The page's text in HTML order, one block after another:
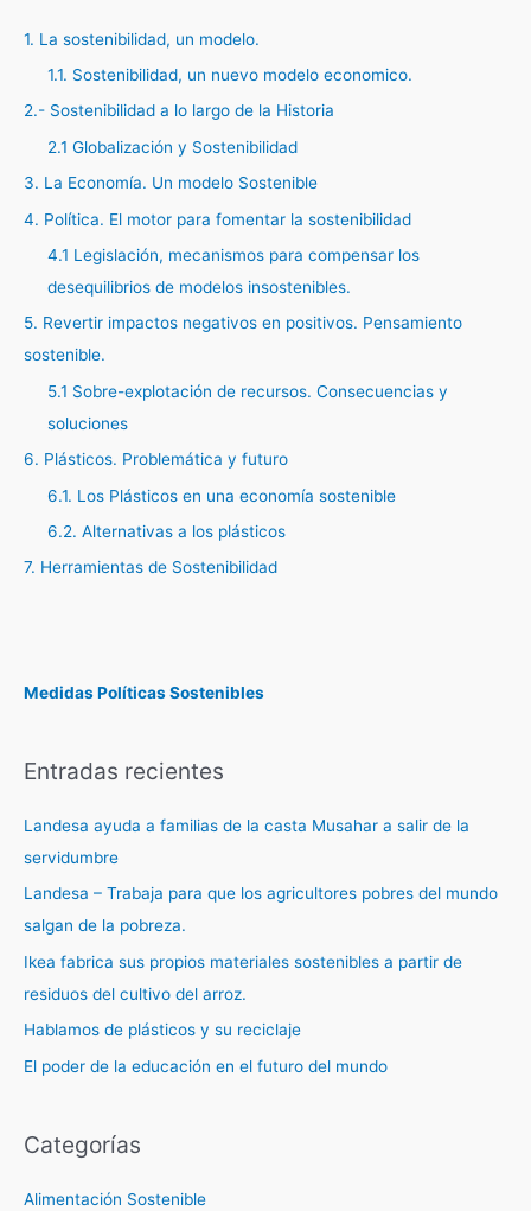
1. La sostenibilidad, un modelo.
1.1. Sostenibilidad, un nuevo modelo economico.
2.- Sostenibilidad a lo largo de la Historia
2.1 Globalización y Sostenibilidad
3. La Economía. Un modelo Sostenible
4. Política. El motor para fomentar la sostenibilidad
4.1 Legislación, mecanismos para compensar los
desequilibrios de modelos insostenibles.
5. Revertir impactos negativos en positivos. Pensamiento
sostenible.
5.1 Sobre-explotación de recursos. Consecuencias y
soluciones
6. Plásticos. Problemática y futuro
6.1. Los Plásticos en una economía sostenible
6.2. Alternativas a los plásticos
7. Herramientas de Sostenibilidad
Medidas Políticas Sostenibles
Entradas recientes
Landesa ayuda a familias de la casta Musahar a salir de la
servidumbre
Landesa – Trabaja para que los agricultores pobres del mundo
salgan de la pobreza.
Ikea fabrica sus propios materiales sostenibles a partir de
residuos del cultivo del arroz.
Hablamos de plásticos y su reciclaje
El poder de la educación en el futuro del mundo
Categorías
Alimentación Sostenible